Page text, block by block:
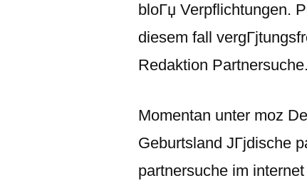
bloГџ Verpflichtungen.
diesem fall
Redaktion Partnersuche.
Momentan unter moz
Geburtsland JГјdische
partnersuche im